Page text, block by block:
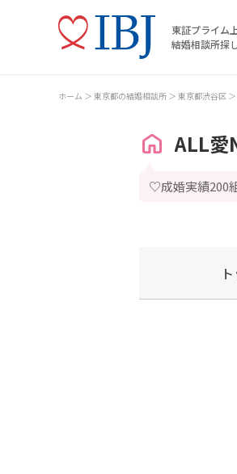
東証プライム
結婚相談所探
ホーム 東京都の結婚相談所 東京都渋谷区
ALL愛
♡成婚実績200